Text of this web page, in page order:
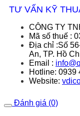
TƯ VẤN KỸ
CÔNG TY
Mã số thuế :
Địa chỉ :Số
An, TP. Hồ
Email :
Hotline: 0939
Website:
Đánh giá (0)